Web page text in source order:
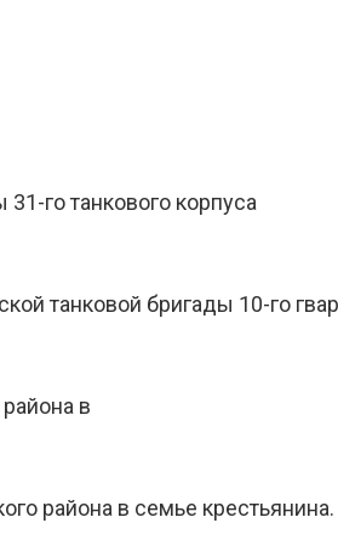
го танкового корпуса
танковой бригады 10-го
в
района в семье крестьянина.